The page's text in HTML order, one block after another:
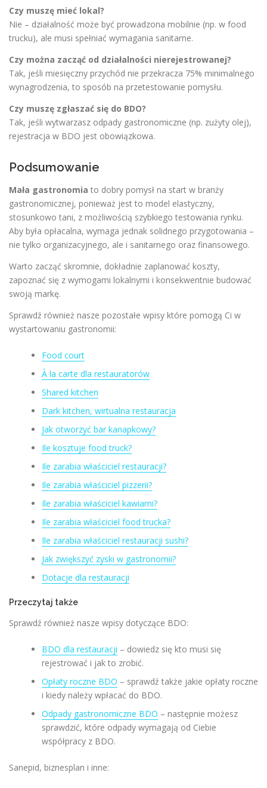
Czy muszę mieć lokal?
Nie – działalność może być prowadzona mobilnie (np. w food
trucku), ale musi spełniać wymagania sanitarne.
Czy można zacząć od działalności nierejestrowanej?
Tak, jeśli miesięczny przychód nie przekracza 75% minimalnego
wynagrodzenia, to sposób na przetestowanie pomysłu.
Czy muszę zgłaszać się do BDO?
Tak, jeśli wytwarzasz odpady gastronomiczne (np. zużyty olej),
rejestracja w BDO jest obowiązkowa.
Podsumowanie
Mała gastronomia to dobry pomysł na start w branży
gastronomicznej, ponieważ jest to model elastyczny,
stosunkowo tani, z możliwością szybkiego testowania rynku.
Aby była opłacalna, wymaga jednak solidnego przygotowania –
nie tylko organizacyjnego, ale i sanitarnego oraz finansowego.
Warto zacząć skromnie, dokładnie zaplanować koszty,
zapoznać się z wymogami lokalnymi i konsekwentnie budować
swoją markę.
Sprawdź również nasze pozostałe wpisy które pomogą Ci w
wystartowaniu gastronomii:
Food court
À la carte dla restauratorów
Shared kitchen
Dark kitchen, wirtualna restauracja
Jak otworzyć bar kanapkowy?
Ile kosztuje food truck?
Ile zarabia właściciel restauracji?
Ile zarabia właściciel pizzerii?
Ile zarabia właściciel kawiarni?
Ile zarabia właściciel food trucka?
Ile zarabia właściciel restauracji sushi?
Jak zwiększyć zyski w gastronomii?
Dotacje dla restauracji
Przeczytaj także
Sprawdź również nasze wpisy dotyczące BDO:
BDO dla restauracji – dowiedz się kto musi się
rejestrować i jak to zrobić.
Opłaty roczne BDO – sprawdź także jakie opłaty roczne
i kiedy należy wpłacać do BDO.
Odpady gastronomiczne BDO – następnie możesz
sprawdzić, które odpady wymagają od Ciebie
współpracy z BDO.
Sanepid, biznesplan i inne: